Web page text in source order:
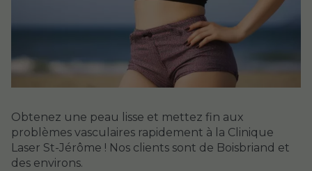
Obtenez une peau lisse et mettez fin aux
problèmes vasculaires rapidement à la Clinique
Laser St-Jérôme ! Nos clients sont de Boisbriand et
des environs.